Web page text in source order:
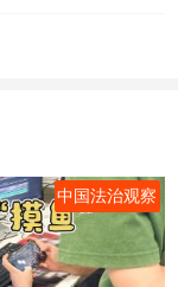
中国法治观察